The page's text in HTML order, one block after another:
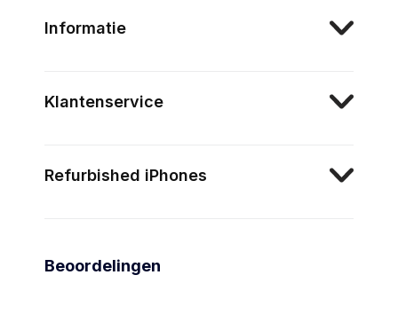
Informatie
Klantenservice
Refurbished iPhones
Beoordelingen